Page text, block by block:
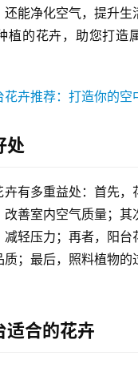
能净化空气，提升生
植的花卉，助您打造
处
卉有多重益处：首先，
善室内空气质量；其
轻压力；再者，阳台
；最后，照料植物的
适合的花卉